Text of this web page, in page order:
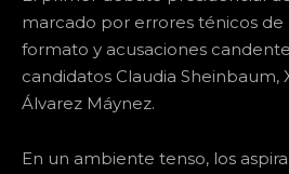
marcado por errores ténicos
formato y acusaciones
candidatos Claudia Sheinbaum,
Álvarez Máynez.
En un ambiente tenso, los